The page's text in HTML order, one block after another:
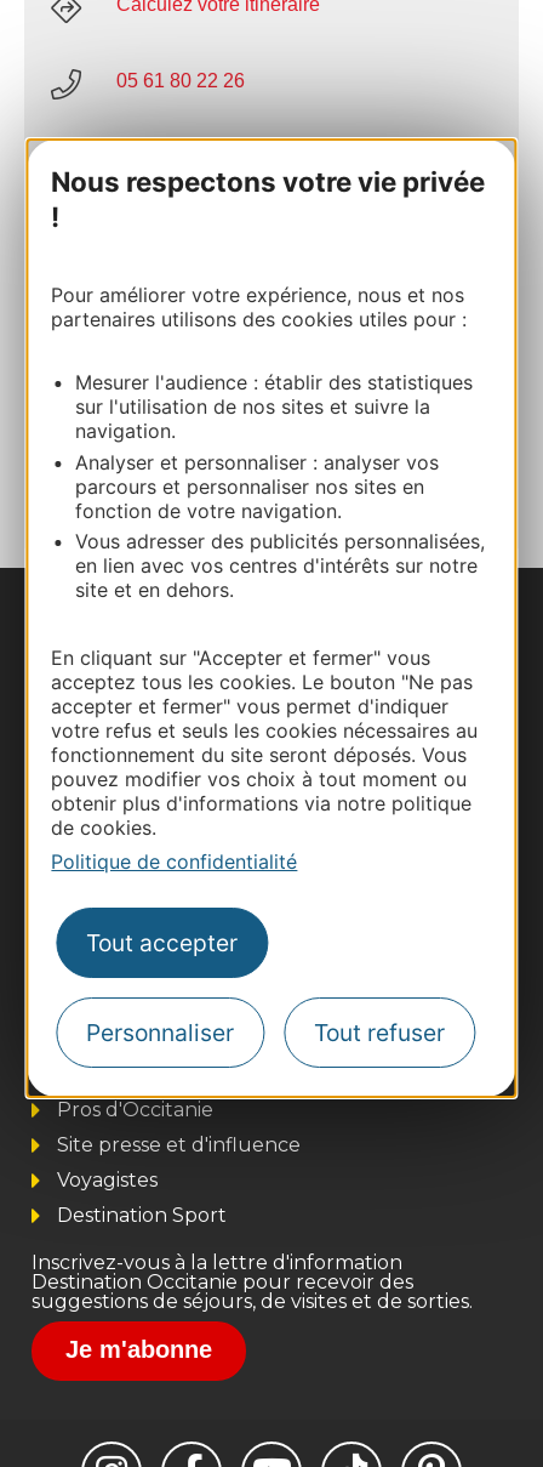
Nous respectons votre vie privée
!
Pour améliorer votre expérience, nous et nos
partenaires utilisons des cookies utiles pour :
Mesurer l'audience : établir des statistiques
sur l'utilisation de nos sites et suivre la
navigation.
Analyser et personnaliser : analyser vos
parcours et personnaliser nos sites en
fonction de votre navigation.
Vous adresser des publicités personnalisées,
en lien avec vos centres d'intérêts sur notre
site et en dehors.
En cliquant sur "Accepter et fermer" vous
acceptez tous les cookies. Le bouton "Ne pas
accepter et fermer" vous permet d'indiquer
votre refus et seuls les cookies nécessaires au
fonctionnement du site seront déposés. Vous
pouvez modifier vos choix à tout moment ou
obtenir plus d'informations via notre politique
de cookies.
Politique de confidentialité
Tout accepter
Personnaliser Tout refuser
05 61 80 22 26
Site internet
Facebook
AJOUTER
AU CARNET
Carte interactive
Documentation
Thermalisme
Business/Mice
Pros d'Occitanie
Site presse et d'influence
Voyagistes
Destination Sport
Inscrivez-vous à la lettre d'information
Destination Occitanie pour recevoir des
suggestions de séjours, de visites et de sorties.
Je m'abonne